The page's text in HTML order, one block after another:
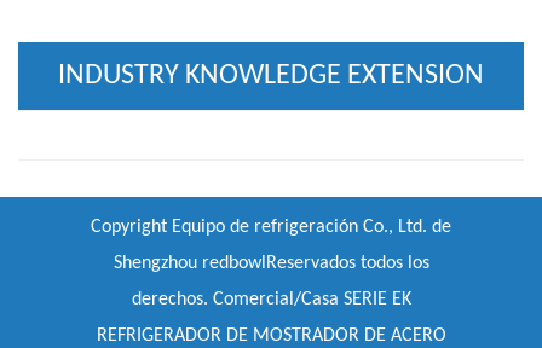
INDUSTRY KNOWLEDGE EXTENSION
Copyright Equipo de refrigeración Co., Ltd. de
Shengzhou redbowlReservados todos los
derechos. Comercial/Casa SERIE EK
REFRIGERADOR DE MOSTRADOR DE ACERO